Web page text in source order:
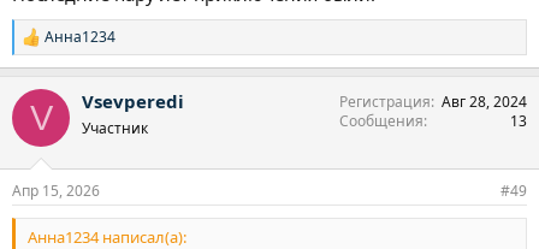
Р
е
к
и
Анна1234
V Vsevperedi
Участник
Регистрация Авг 28, 2024
Сообщения
13
Апр 15, 2026 #49
Анна1234 написал(а):